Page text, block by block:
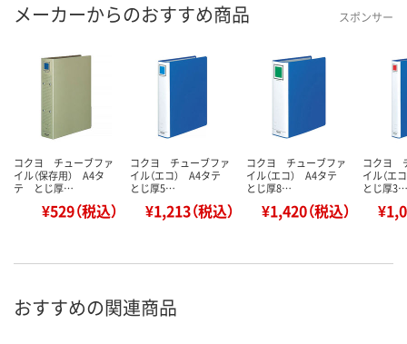
メーカーからのおすすめ商品 スポンサー
コクヨ チューブファ
イル（保存用） A4タ
テ とじ厚…
¥529（税込）
コクヨ チューブファ
イル（エコ） A4タテ
とじ厚5…
¥1,213（税込）
コクヨ チューブファ
イル（エコ） A4タテ
とじ厚8…
¥1,420（税込）
コクヨ
イル（
とじ厚3…
おすすめの関連商品